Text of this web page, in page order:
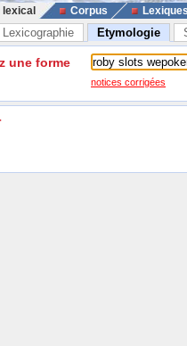
lexical Corpus
Lexicographie Etymologie
une forme
notices corrigées